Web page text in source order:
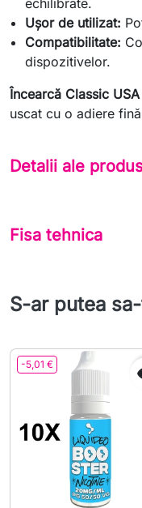
echilibrate.
Ușor de utilizat:
Compatibilitate:
dispozitivelor.
Încearcă Classic
uscat cu o adiere
Detalii ale
Fisa tehnica
S-ar putea
-5,01 €